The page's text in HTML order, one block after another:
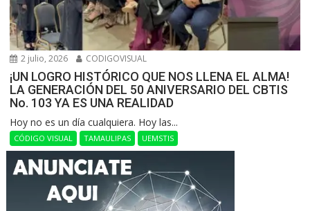
2 julio, 2026 CODIGOVISUAL
¡UN LOGRO HISTÓRICO QUE NOS LLENA EL ALMA!
LA GENERACIÓN DEL 50 ANIVERSARIO DEL CBTIS
No. 103 YA ES UNA REALIDAD
Hoy no es un día cualquiera. Hoy las...
CÓDIGO VISUAL TAMAULIPAS UEMSTIS